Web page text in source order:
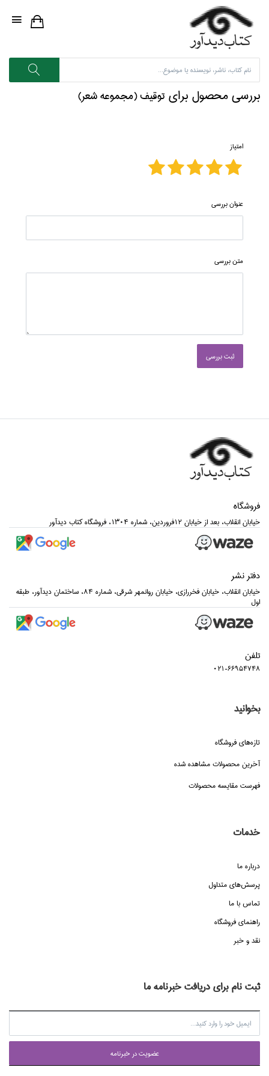
بررسی محصول برای توقيف (مجموعه شعر)
امتیاز
عنوان بررسی
متن بررسی
ثبت بررسی
فروشگاه
خيابان انقلاب، بعد از خيابان 12فروردين، شماره 1304، فروشگاه كتاب ديدآور
دفتر نشر
خيابان انقلاب، خيابان فخررازي، خيابان روانمهر شرقي، شماره 84، ساختمان ديدآور، طبقه
اول
تلفن
021-66954748
بخوانید
تازه‌هاي فروشگاه
آخرین محصولات مشاهده شده
فهرست مقایسه محصولات
خدمات
درباره ما
پرسش‌هاي متداول
تماس با ما
راهنماي فروشگاه
نقد و خبر
ثبت نام برای دریافت خبرنامه ما
عضويت در خبرنامه